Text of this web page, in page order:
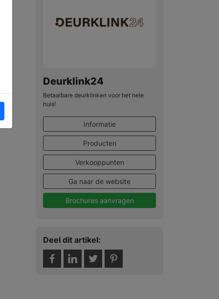
Deurklink24
Betaalbare deurklinken voor het hele
huis!
Informatie
Producten
Verkooppunten
Ga naar de website
Brochures aanvragen
Deel dit artikel: